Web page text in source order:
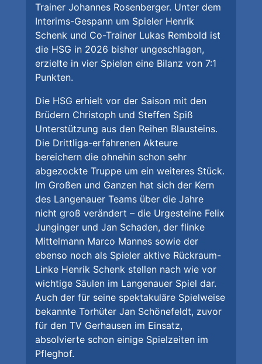
Trainer Johannes Rosenberger. Unter dem
Interims-Gespann um Spieler Henrik
Schenk und Co-Trainer Lukas Rembold ist
die HSG in 2026 bisher ungeschlagen,
erzielte in vier Spielen eine Bilanz von 7:1
Punkten.
Die HSG erhielt vor der Saison mit den
Brüdern Christoph und Steffen Spiß
Unterstützung aus den Reihen Blausteins.
Die Drittliga-erfahrenen Akteure
bereichern die ohnehin schon sehr
abgezockte Truppe um ein weiteres Stück.
Im Großen und Ganzen hat sich der Kern
des Langenauer Teams über die Jahre
nicht groß verändert – die Urgesteine Felix
Junginger und Jan Schaden, der flinke
Mittelmann Marco Mannes sowie der
ebenso noch als Spieler aktive Rückraum-
Linke Henrik Schenk stellen nach wie vor
wichtige Säulen im Langenauer Spiel dar.
Auch der für seine spektakuläre Spielweise
bekannte Torhüter Jan Schönefeldt, zuvor
für den TV Gerhausen im Einsatz,
absolvierte schon einige Spielzeiten im
Pfleghof.